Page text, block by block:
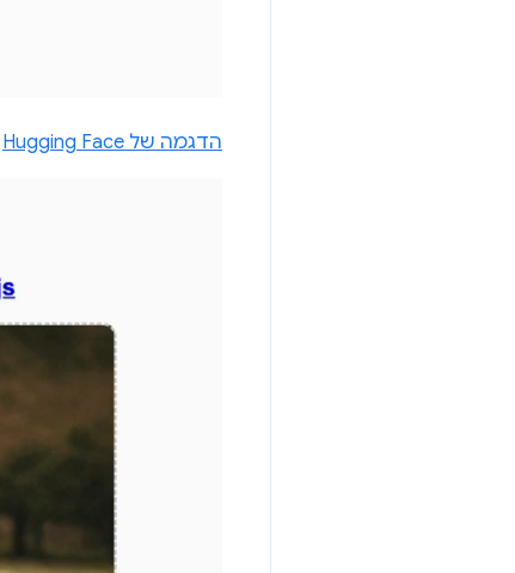
הדגמה של Hugging Face